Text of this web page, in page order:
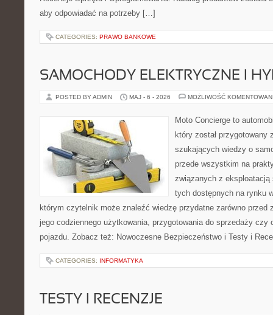
aby odpowiadać na potrzeby […]
CATEGORIES: PRAWO BANKOWE
SAMOCHODY ELEKTRYCZNE I
POSTED BY ADMIN MAJ - 6 - 2026 MOŻLIWOŚĆ
Moto Concierge to
który został przygotowany
szukających wiedzy o
przede wszystkim na
związanych z eksploatacją
tych dostępnych na rynku
którym czytelnik może znaleźć wiedzę przydatne zarówno przed
jego codziennego użytkowania, przygotowania do sprzedaży czy
pojazdu. Zobacz też: Nowoczesne Bezpieczeństwo i Testy i
CATEGORIES: INFORMATYKA
TESTY I RECENZJE